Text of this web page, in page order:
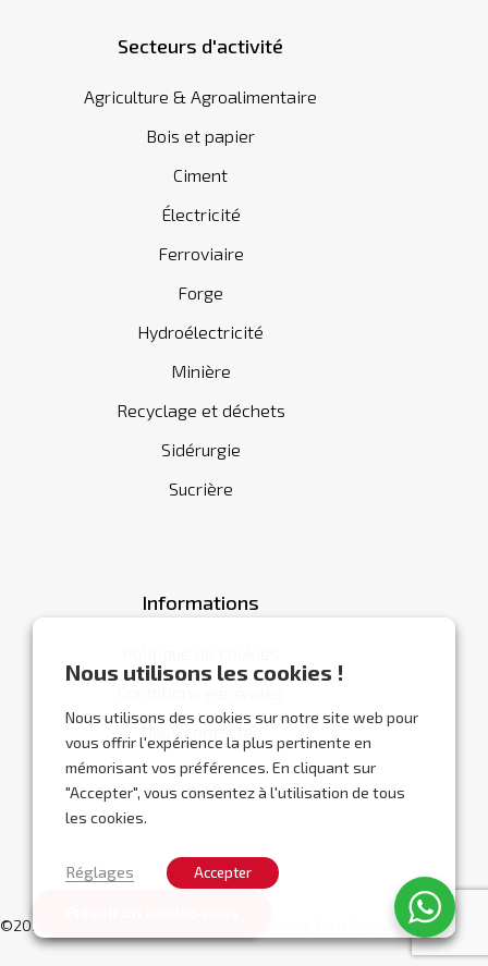
Nous utilisons les cookies !
Nous utilisons des cookies sur notre site web pour
vous offrir l'expérience la plus pertinente en
mémorisant vos préférences. En cliquant sur
"Accepter", vous consentez à l'utilisation de tous
les cookies.
Réglages Accepter
Secteurs d'activité
Agriculture & Agroalimentaire
Bois et papier
Ciment
Électricité
Ferroviaire
Forge
Hydroélectricité
Minière
Recyclage et déchets
Sidérurgie
Sucrière
Informations
Nous contacter
©2026 Abracor. Localisy Web Agency